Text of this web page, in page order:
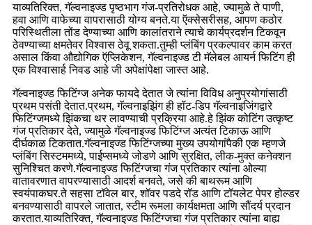
याव्यतिरिक्त, गॅल्वनाइज्ड पृष्ठभाग गंज-प्रतिरोधक आहे, ज्यामुळे ते पाणी,
हवा आणि वाफेच्या वापरासाठी योग्य बनते.या ऍक्सेसरीसह, आपण कठोर
परिस्थितीला तोंड देण्याच्या आणि कालांतराने त्याचे कार्यप्रदर्शन टिकवून
ठेवण्याच्या क्षमतेवर विश्वास ठेवू शकता.तुम्ही प्लंबिंग प्रकल्पावर काम करत
असाल किंवा औद्योगिक ऍप्लिकेशन, गॅल्वनाइज्ड टी मॅलेबल आयर्न फिटिंग ही
एक विश्वासार्ह निवड आहे जी अपेक्षांपेक्षा जास्त आहे.
गॅल्वनाइज्ड फिटिंग्ज अनेक फायदे देतात जे त्यांना विविध अनुप्रयोगांसाठी
प्रथम पसंती देतात.प्रथम, गॅल्वनाइझिंग ही हॉट-डिप गॅल्वनाइजिंगद्वारे
फिटिंग्जमध्ये झिंकचा थर लावण्याची प्रक्रिया आहे.हे झिंक कोटिंग उत्कृष्ट
गंज प्रतिकार देते, ज्यामुळे गॅल्वनाइज्ड फिटिंग्ज अत्यंत टिकाऊ आणि
दीर्घकाळ टिकतात.गॅल्वनाइज्ड फिटिंग्जच्या मुख्य उपयोगांपैकी एक म्हणजे
प्लंबिंग सिस्टममध्ये, पाईप्समध्ये जोडणे आणि सुरक्षित, लीक-मुक्त कनेक्शन
सुनिश्चित करणे.गॅल्वनाइज्ड फिटिंग्जचा गंज प्रतिकार त्यांना ओल्या
वातावरणात वापरण्यासाठी आदर्श बनवते, जसे की बाथरूम आणि
स्वयंपाकघर.ते सहसा टॉवेल बार, शॉवर पडदे रॉड आणि टॉयलेट पेपर होल्डर
बनवण्यासाठी वापरले जातात, स्टीम रूमला कार्यक्षमता आणि सौंदर्य प्रदान
करतात.याव्यतिरिक्त, गॅल्वनाइज्ड फिटिंग्जचा गंज प्रतिकार त्यांना बाह्य